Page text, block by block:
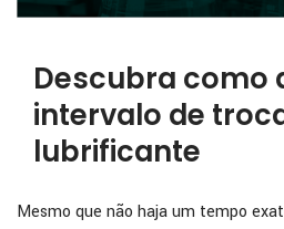
Descubra como
intervalo de
lubrificante
Mesmo que não haja um tempo